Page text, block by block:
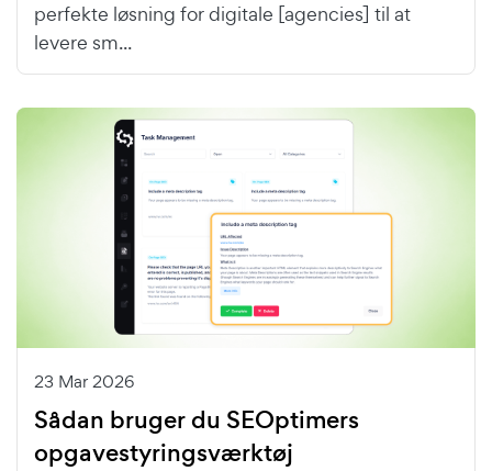
perfekte løsning for digitale [agencies] til at
levere sm...
23 Mar 2026
Sådan bruger du SEOptimers
opgavestyringsværktøj